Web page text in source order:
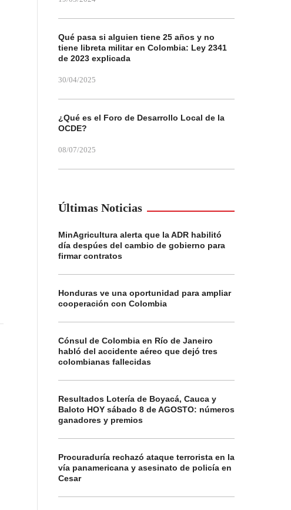
Qué pasa si alguien tiene 25 años y no
tiene libreta militar en Colombia: Ley 2341
de 2023 explicada
30/04/2025
¿Qué es el Foro de Desarrollo Local de la
OCDE?
08/07/2025
Últimas Noticias
MinAgricultura alerta que la ADR habilitó
día despúes del cambio de gobierno para
firmar contratos
Honduras ve una oportunidad para ampliar
cooperación con Colombia
Cónsul de Colombia en Río de Janeiro
habló del accidente aéreo que dejó tres
colombianas fallecidas
Resultados Lotería de Boyacá, Cauca y
Baloto HOY sábado 8 de AGOSTO: números
ganadores y premios
Procuraduría rechazó ataque terrorista en la
vía panamericana y asesinato de policía en
Cesar